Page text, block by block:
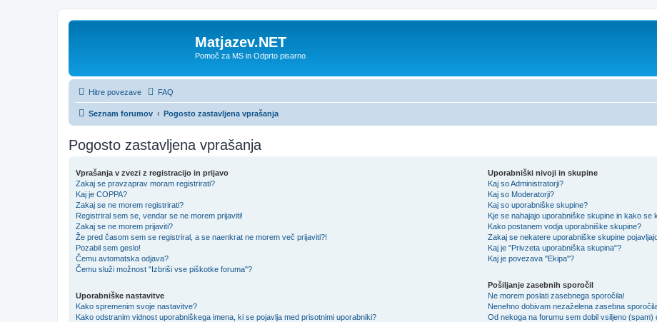
Matjazev.NET
Pomoč za MS in Odprto pisarno
Hitre povezave FAQ
Seznam forumov Pogosto zastavljena vprašanja
Pogosto zastavljena vprašanja
Vprašanja v zvezi z registracijo in prijavo
Zakaj se pravzaprav moram registrirati?
Kaj je COPPA?
Zakaj se ne morem registrirati?
Registriral sem se, vendar se ne morem prijaviti!
Zakaj se ne morem prijaviti?
Že pred časom sem se registriral, a se naenkrat ne morem več prijaviti?!
Pozabil sem geslo!
Čemu avtomatska odjava?
Čemu služi možnost "Izbriši vse piškotke foruma"?
Uporabniške nastavitve
Kako spremenim svoje nastavitve?
Kako odstranim vidnost uporabniškega imena, ki se pojavlja med prisotnimi uporabniki?
Uporabniški nivoji in skupine
Kaj so Administratorji?
Kaj so Moderatorji?
Kaj so uporabniške skupine?
Kje se nahajajo uporabniške skupine in kako se
Kako postanem vodja uporabniške skupine?
Zakaj se nekatere uporabniške skupine
Kaj je "Privzeta uporabniška skupina"?
Kaj je povezava "Ekipa"?
Pošiljanje zasebnih sporočil
Ne morem poslati zasebnega sporočila!
Nenehno dobivam nezaželena zasebna
Od nekoga na forumu sem dobil vsiljeno (spam)